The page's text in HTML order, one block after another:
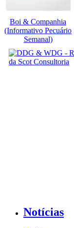
Boi & Companhia
(Informativo Pecuário
Semanal)
Notícias